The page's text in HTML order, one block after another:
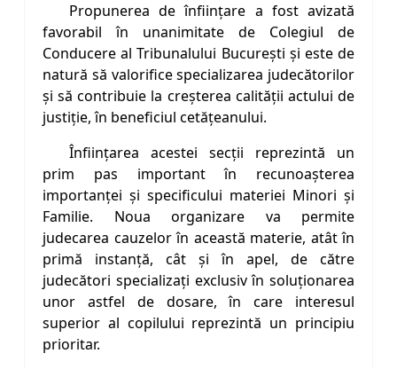
Propunerea de înființare a fost avizată
favorabil în unanimitate de Colegiul de
Conducere al Tribunalului București și este de
natură să valorifice specializarea judecătorilor
și să contribuie la creșterea calității actului de
justiție, în beneficiul cetățeanului.
Înființarea acestei secții reprezintă un
prim pas important în recunoașterea
importanței și specificului materiei Minori și
Familie. Noua organizare va permite
judecarea cauzelor în această materie, atât în
primă instanță, cât și în apel, de către
judecători specializați exclusiv în soluționarea
unor astfel de dosare, în care interesul
superior al copilului reprezintă un principiu
prioritar.